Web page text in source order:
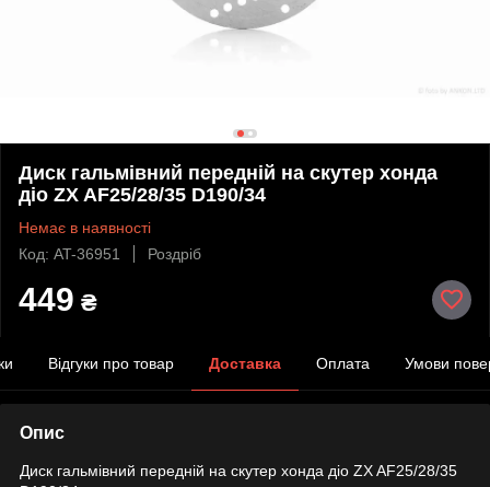
Диск гальмівний передній на скутер хонда
діо ZX AF25/28/35 D190/34
Немає в наявності
Код: AT-36951
Роздріб
449 ₴
Відгуки про товар Доставка Оплата Умови
Опис
Диск гальмівний передній на скутер хонда діо ZX AF25/28/35